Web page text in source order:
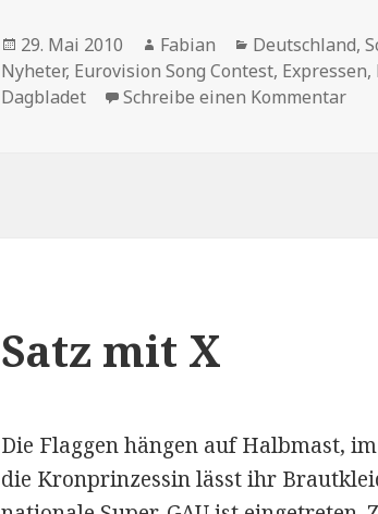
Veröffentlicht
am
29. Mai 2010 Autor
Fabian Kategorien
Deutschland,
Nyheter, Eurovision Song Contest, Expressen,
Dagbladet
Schreibe einen Kommentarzu
Satz mit X
Die Flaggen hängen auf Halbmast,
die Kronprinzessin lässt ihr